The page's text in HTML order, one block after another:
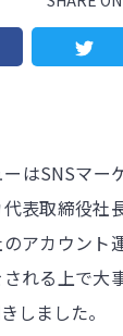
はSNSマー
表取締役社
アカウント
れる上で大
しました。